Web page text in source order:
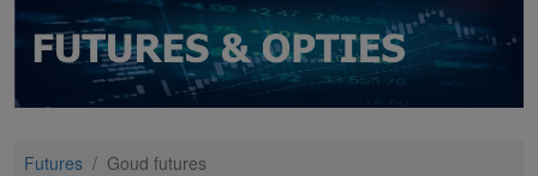
Futures / Goud futures